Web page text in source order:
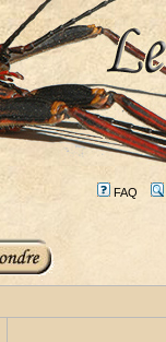
FAQ